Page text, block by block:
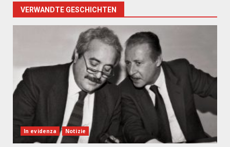
VERWANDTE GESCHICHTEN
In evidenza Notizie